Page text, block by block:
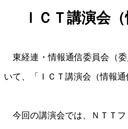
ＩＣＴ講演会
東経連・情報通信委員会（
いて、「ＩＣＴ講演会（情報
今回の講演会では、ＮＴＴ